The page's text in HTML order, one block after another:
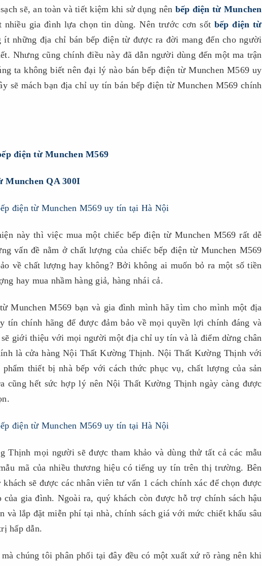
sẽ, an toàn và tiết kiệm khi sử dụng nên bếp điện từ Munchen
nhiều gia đình lựa chọn tin dùng. Nên trước cơn sốt bếp điện từ
ít những địa chỉ bán bếp điện từ được ra đời mang đến cho người
Nhưng cũng chính điều này đã dẫn người dùng đến một ma trận
ta không biết nên đại lý nào bán bếp điện từ Munchen M569 uy
sẽ mách bạn địa chỉ uy tín bán bếp điện từ Munchen M569 chính
điện từ Munchen M569
Munchen QA 300I
này thì việc mua một chiếc bếp điện từ Munchen M569 rất dễ
vấn đề nằm ở chất lượng của chiếc bếp điện từ Munchen M569
về chất lượng hay không? Bởi không ai muốn bỏ ra một số tiền
hay mua nhầm hàng giả, hàng nhái cả.
Munchen M569 bạn và gia đình mình hãy tìm cho mình một địa
tín chính hãng để được đảm bảo về mọi quyền lợi chính đáng và
giới thiệu với mọi người một địa chỉ uy tín và là điểm dừng chân
là cửa hàng Nội Thất Kường Thịnh. Nội Thất Kường Thịnh với
thiết bị nhà bếp với cách thức phục vụ, chất lượng của sản
cũng hết sức hợp lý nên Nội Thất Kường Thịnh ngày càng được
Thịnh mọi người sẽ được tham khảo và dùng thử tất cả các mẫu
mã của nhiều thương hiệu có tiếng uy tín trên thị trường. Bên
sẽ được các nhân viên tư vấn 1 cách chính xác để chọn được
gia đình. Ngoài ra, quý khách còn được hỗ trợ chính sách hậu
và lắp đặt miễn phí tại nhà, chính sách giá với mức chiết khấu sâu
hấp dẫn.
chúng tôi phân phối tại đây đều có một xuất xứ rõ ràng nên khi